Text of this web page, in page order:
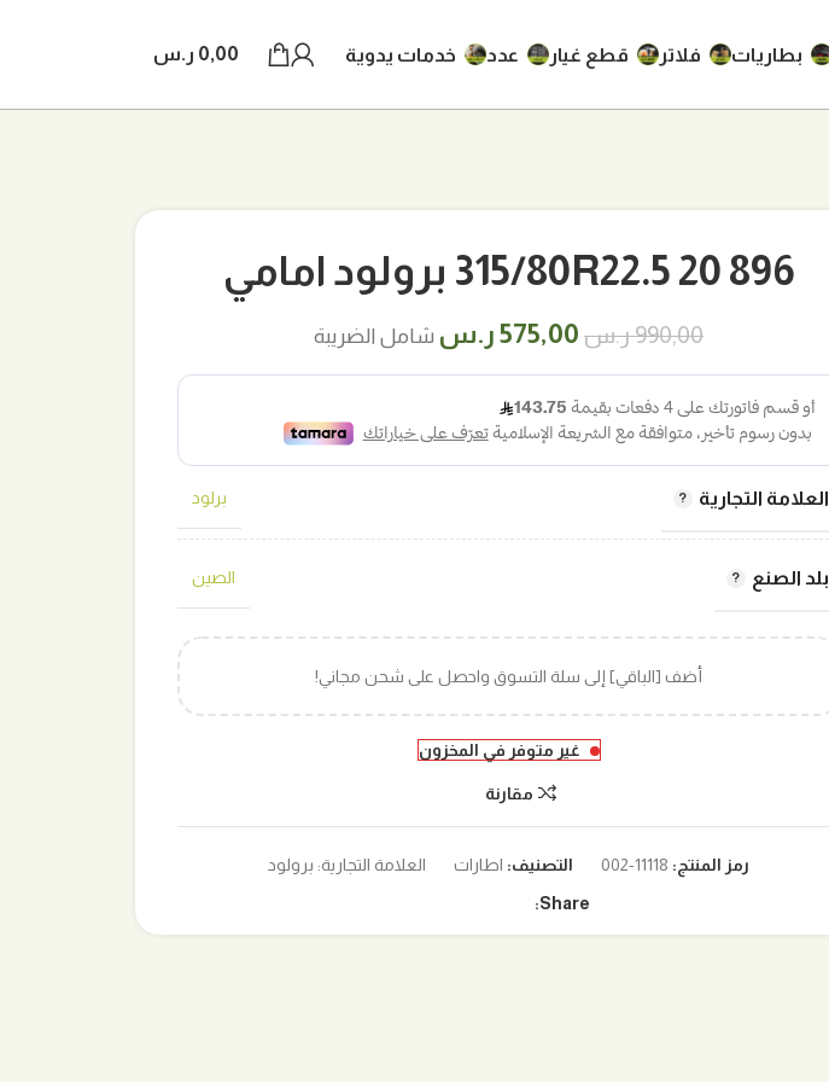
بطاريات فلاتر قطع غيار عدد خدمات يدوية 0,00 ر.س
315/80R22.5 20 896 برولود امامي
990,00ر.س السعر
هو:
990,00 ر.س.
575,00 ر.سالسعر
575,00 ر.س.
شامل الضريبة
العلامة التجارية برلود
بلد الصنع الصين
أضف [الباقي] إلى سلة التسوق واحصل على شحن مجاني!
غير متوفر في المخزون
مقارنة
رمز المنتج: 11118-002 التصنيف: اطارات العلامة التجارية: برولود
Share: